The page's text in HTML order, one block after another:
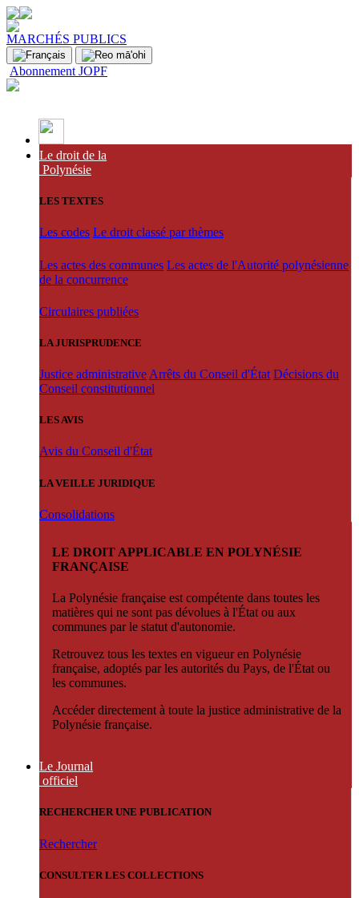
MARCHÉS PUBLICS
Abonnement JOPF
Le droit de la
Polynésie
LES TEXTES
Les codes Le droit classé par thèmes
Les actes des communes Les actes de l'Autorité polynésienne
de la concurrence
Circulaires publiées
LA JURISPRUDENCE
Justice administrative Arrêts du Conseil d'État Décisions du
Conseil constitutionnel
LES AVIS
Avis du Conseil d'État
LA VEILLE JURIDIQUE
Consolidations
LE DROIT APPLICABLE EN POLYNÉSIE
FRANÇAISE
La Polynésie française est compétente dans toutes les
matières qui ne sont pas dévolues à l'État ou aux
communes par le statut d'autonomie.
Retrouvez tous les textes en vigueur en Polynésie
française, adoptés par les autorités du Pays, de l'État ou
les communes.
Accéder directement à toute la justice administrative de la
Polynésie française.
Le Journal
officiel
RECHERCHER UNE PUBLICATION
Rechercher
CONSULTER LES COLLECTIONS